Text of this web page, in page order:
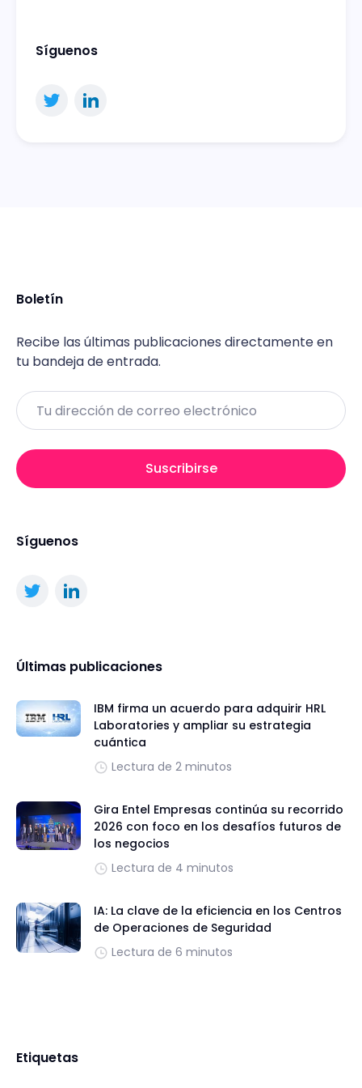
Síguenos
Boletín
Recibe las últimas publicaciones directamente en
tu bandeja de entrada.
Email
Suscribirse
Síguenos
Últimas publicaciones
IBM firma un acuerdo para adquirir HRL
Laboratories y ampliar su estrategia
cuántica
Lectura de 2 minutos
Gira Entel Empresas continúa su recorrido
2026 con foco en los desafíos futuros de
los negocios
Lectura de 4 minutos
IA: La clave de la eficiencia en los Centros
de Operaciones de Seguridad
Lectura de 6 minutos
Etiquetas